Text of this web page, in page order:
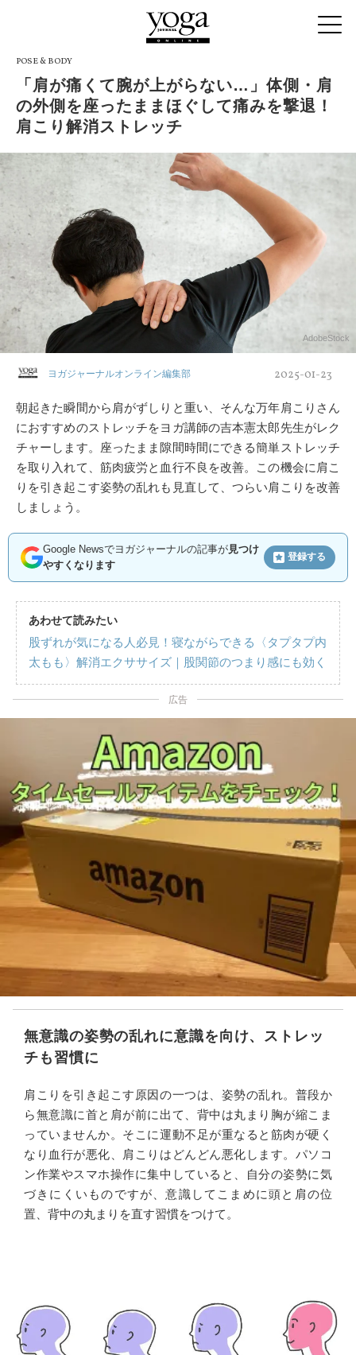
POSE & BODY
「肩が痛くて腕が上がらない…」体側・肩
の外側を座ったままほぐして痛みを撃退！
肩こり解消ストレッチ
AdobeStock
ヨガジャーナルオンライン編集部 2025-01-23
朝起きた瞬間から肩がずしりと重い、そんな万年肩こりさん
におすすめのストレッチをヨガ講師の吉本憲太郎先生がレク
チャーします。座ったまま隙間時間にできる簡単ストレッチ
を取り入れて、筋肉疲労と血行不良を改善。この機会に肩こ
りを引き起こす姿勢の乱れも見直して、つらい肩こりを改善
しましょう。
Google Newsでヨガジャーナルの記事が見つけ
やすくなります
登録する
あわせて読みたい
股ずれが気になる人必見！寝ながらできる〈タプタプ内
太もも〉解消エクササイズ｜股関節のつまり感にも効く
広告
無意識の姿勢の乱れに意識を向け、ストレッ
チも習慣に
肩こりを引き起こす原因の一つは、姿勢の乱れ。普段か
ら無意識に首と肩が前に出て、背中は丸まり胸が縮こま
っていませんか。そこに運動不足が重なると筋肉が硬く
なり血行が悪化、肩こりはどんどん悪化します。パソコ
ン作業やスマホ操作に集中していると、自分の姿勢に気
づきにくいものですが、意識してこまめに頭と肩の位
置、背中の丸まりを直す習慣をつけて。